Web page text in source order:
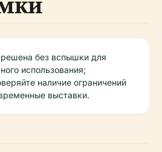
без вспышки для
использования;
наличие ограничений
выставки.